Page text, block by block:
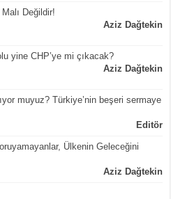
Değildir!
Aziz Dağtekin
yine CHP’ye mi çıkacak?
Aziz Dağtekin
muyuz? Türkiye’nin beşeri sermaye
Editör
Ülkenin Geleceğini
Aziz Dağtekin